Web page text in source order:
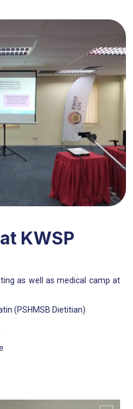
KWSP
as well as medical camp at
(PSHMSB Dietitian)